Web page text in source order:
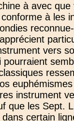
à avec que
à les
vers
instrument
que les Sept.
certain